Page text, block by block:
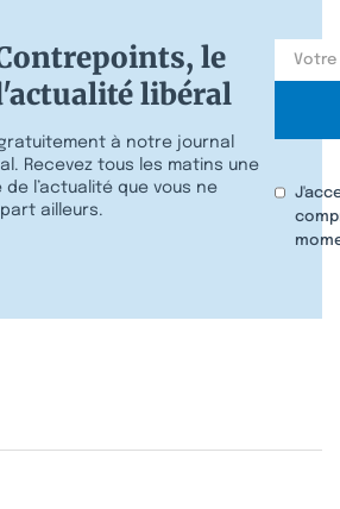
le
libéral
à notre journal
Recevez tous les matins une
de l’actualité que vous ne
ailleurs.